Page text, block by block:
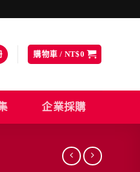
購物車 / NT$0
企業採購